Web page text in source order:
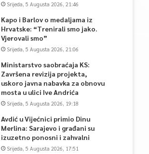
Srijeda, 5 Augusta 2026, 21:46
Kapo i Barlov o medaljama iz
Hrvatske: “Trenirali smo jako.
Vjerovali smo”
Srijeda, 5 Augusta 2026, 21:06
Ministarstvo saobraćaja KS:
Završena revizija projekta,
uskoro javna nabavka za obnovu
mosta u ulici Ive Andrića
Srijeda, 5 Augusta 2026, 19:18
Avdić u Vijećnici primio Dinu
Merlina: Sarajevo i građani su
izuzetno ponosni i zahvalni
Srijeda, 5 Augusta 2026, 17:51